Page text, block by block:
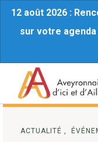
12 août 2026 :
sur votre
ACTUALITÉ ,